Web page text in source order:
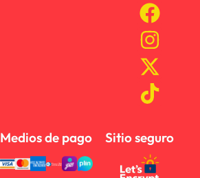
Medios de pago Sitio seguro